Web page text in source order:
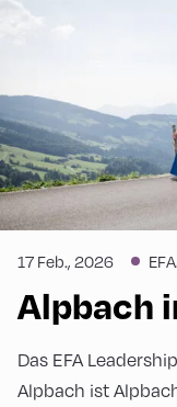
17 Feb., 2026
Alpbach
Das EFA
Alpbach ist